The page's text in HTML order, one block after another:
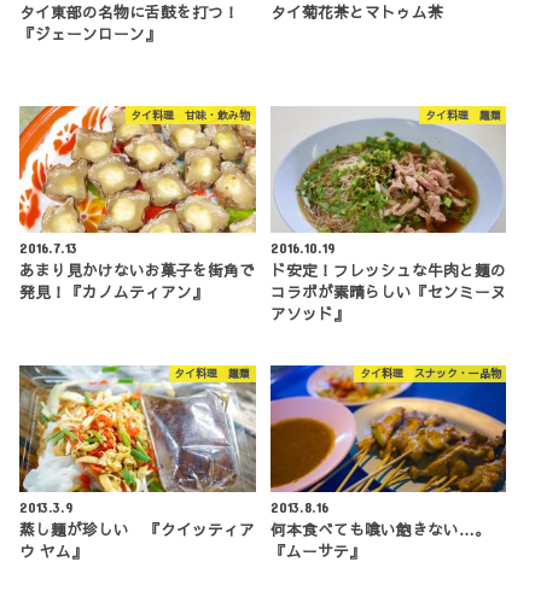
タイ東部の名物に舌鼓を打つ！
『ジェーンローン』
タイ菊花茶とマトゥム茶
タイ料理 甘味・飲み物
2016.7.13
あまり見かけないお菓子を街角で
発見！『カノムティアン』
タイ料理 麺類
2016.10.19
ド安定！フレッシュな牛肉と麺の
コラボが素晴らしい『センミーヌ
アソッド』
タイ料理 麺類
2013.3.9
蒸し麺が珍しい 『クイッティア
ウ ヤム』
タイ料理 スナック・一品物
2013.8.16
何本食べても喰い飽きない…。
『ムーサテ』